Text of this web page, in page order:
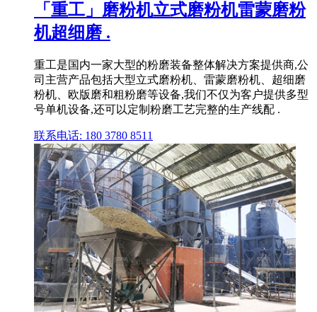
「重工」磨粉机立式磨粉机雷蒙磨粉
机超细磨 .
重工是国内一家大型的粉磨装备整体解决方案提供商,公
司主营产品包括大型立式磨粉机、雷蒙磨粉机、超细磨
粉机、欧版磨和粗粉磨等设备,我们不仅为客户提供多型
号单机设备,还可以定制粉磨工艺完整的生产线配 .
联系电话: 180 3780 8511